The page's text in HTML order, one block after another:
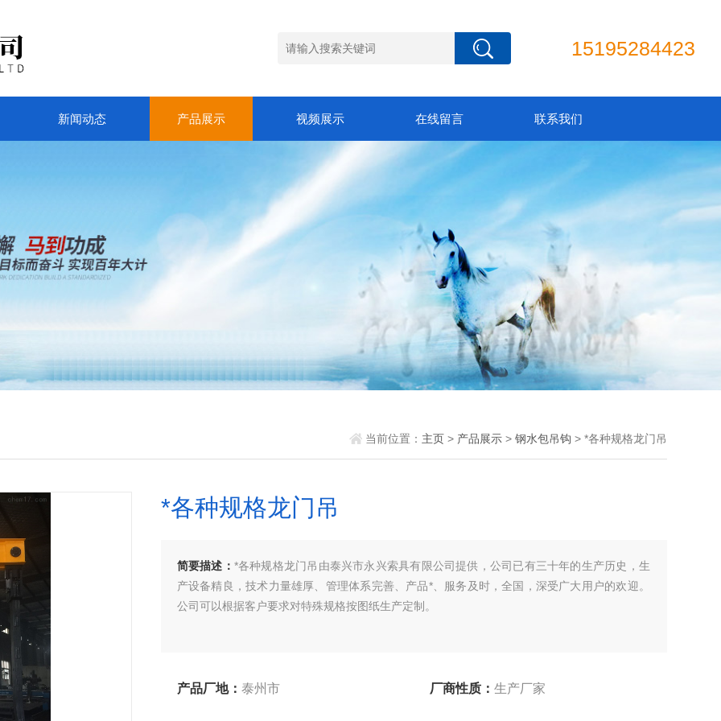
15195284423
新闻动态 产品展示 视频展示 在线留言 联系我们
当前位置： 主页> 产品展示> 钢水包吊钩 > *各种规格龙门吊
*各种规格龙门吊
简要描述： *各种规格龙门吊由泰兴市永兴索具有限公司提供，公司已有三十年的生产历史，生
产设备精良，技术力量雄厚、管理体系完善、产品*、服务及时，全国，深受广大用户的欢迎。
公司可以根据客户要求对特殊规格按图纸生产定制。
产品厂地： 泰州市 厂商性质：生产厂家